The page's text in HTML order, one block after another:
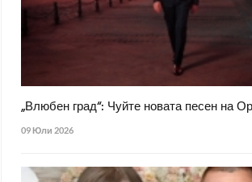
„Влюбен град“: Чуйте новата песен на
09 Юли 2026